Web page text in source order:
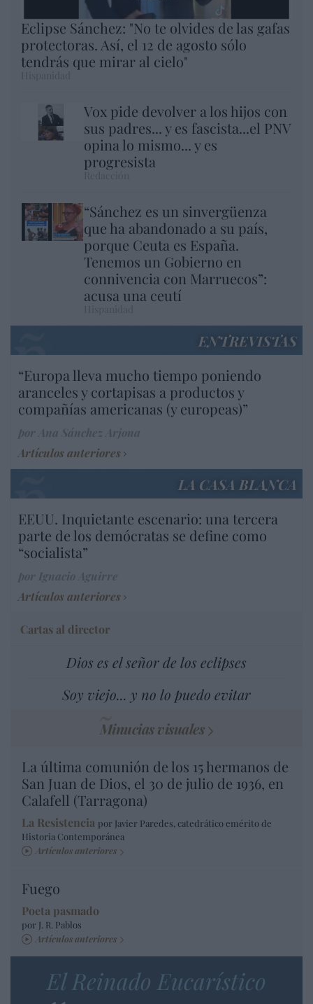
Eclipse Sánchez: "No te olvides de las gafas
protectoras. Así, el 12 de agosto sólo
tendrás que mirar al cielo"
Vox pide devolver a los hijos con
sus padres... y es fascista...el PNV
opina lo mismo... y es
progresista
“Sánchez es un sinvergüenza
que ha abandonado a su país,
porque Ceuta es España.
Tenemos un Gobierno en
connivencia con Marruecos”:
acusa una ceutí
ENTREVISTAS
“Europa lleva mucho tiempo poniendo
aranceles y cortapisas a productos y
compañías americanas (y europeas)”
Artículos anteriores
LA CASA BLANCA
EEUU. Inquietante escenario: una tercera
parte de los demócratas se define como
“socialista”
Artículos anteriores
Cartas al director
Dios es el señor de los eclipses
Soy viejo... y no lo puedo evitar
Minucias visuales
La última comunión de los 15 hermanos de
San Juan de Dios, el 30 de julio de 1936, en
Calafell (Tarragona)
La Resistencia por Javier Paredes, catedrático emérito de
Historia Contemporánea
Artículos anteriores
Fuego
Poeta pasmado
por J. R. Pablos
Artículos anteriores
El Reinado Eucarístico